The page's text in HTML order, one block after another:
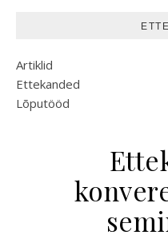
Artiklid
Ettekanded
Lõputööd